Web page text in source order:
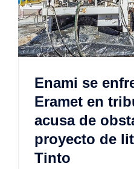
Enami se
Eramet en
acusa de
proyecto de
Tinto